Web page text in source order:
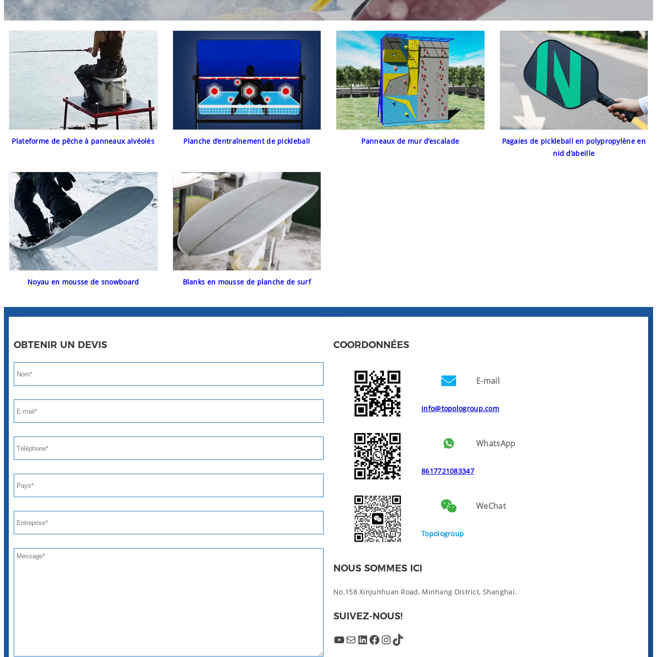
Plateforme de pêche à panneaux alvéolés Planche d’entraînement de pickleball Panneaux de mur d’escalade
Pagaies de pickleball en polypropylène en
nid d’abeille
Noyau en mousse de snowboard Blanks en mousse de planche de surf
OBTENIR UN DEVIS COORDONNÉES
E-mail
info@topologroup.com
WhatsApp
8617721083347
WeChat
Topologroup
NOUS SOMMES ICI
No.158 Xinjunhuan Road, Minhang District, Shanghai.
SUIVEZ-NOUS!
YouTube Mail LinkedIn Facebook InstagramTikTok